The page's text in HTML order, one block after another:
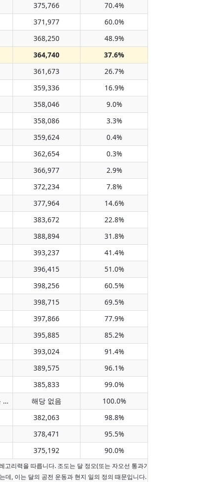
375,766
70.4%
371,977
60.0%
368,250
48.9%
364,740
37.6%
361,673
26.7%
359,336
16.9%
358,046
9.0%
358,086
3.3%
359,624
0.4%
362,654
0.3%
366,977
2.9%
372,234
7.8%
377,964
14.6%
383,672
22.8%
388,894
31.8%
393,237
41.4%
396,415
51.0%
398,256
60.5%
398,715
69.5%
397,866
77.9%
395,885
85.2%
393,024
91.4%
389,575
96.1%
385,833
99.0%
자오선 통과 없음
( 해당 없음 )해당 없음
100.0%
382,063
98.8%
378,471
95.5%
375,192 90.0%
리력을 따릅니다. 조도는 달 정오(또는 자오선 통과가 오늘이 아니면 현지 정
데, 이는 달의 공전 운동과 현지 일의 정의 때문입니다.